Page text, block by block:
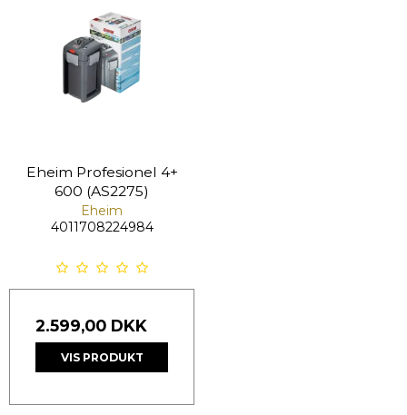
Eheim Profesionel 4+
600 (AS2275)
Eheim
4011708224984
2.599,00 DKK
VIS PRODUKT